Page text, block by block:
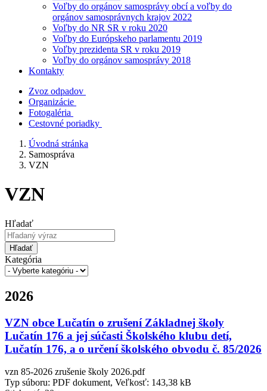
Voľby do orgánov samosprávy obcí a voľby do
orgánov samosprávnych krajov 2022
Voľby do NR SR v roku 2020
Voľby do Európskeho parlamentu 2019
Voľby prezidenta SR v roku 2019
Voľby do orgánov samosprávy 2018
Kontakty
Zvoz odpadov
Organizácie
Fotogaléria
Cestovné poriadky
Úvodná stránka
Samospráva
VZN
VZN
Hľadať
Hľadať
Kategória
2026
VZN obce Lučatín o zrušení Základnej školy
Lučatín 176 a jej súčasti Školského klubu detí,
Lučatín 176, a o určení školského obvodu č. 85/2026
vzn 85-2026 zrušenie školy 2026.pdf
Typ súboru: PDF dokument, Veľkosť: 143,38 kB